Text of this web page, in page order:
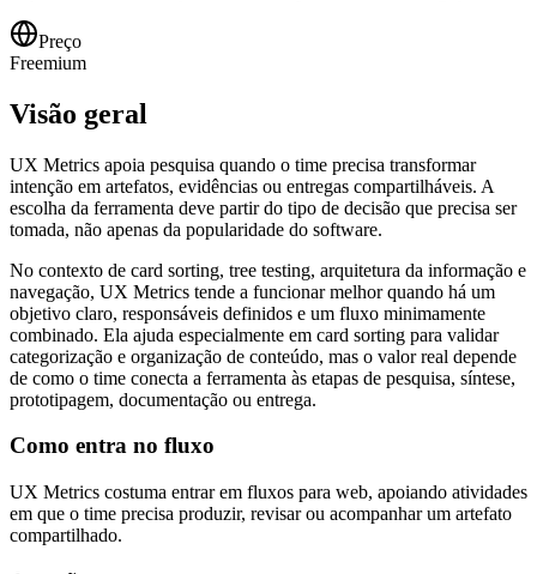
Preço
Freemium
Visão geral
UX Metrics apoia pesquisa quando o time precisa transformar
intenção em artefatos, evidências ou entregas compartilháveis. A
escolha da ferramenta deve partir do tipo de decisão que precisa ser
tomada, não apenas da popularidade do software.
No contexto de card sorting, tree testing, arquitetura da informação e
navegação, UX Metrics tende a funcionar melhor quando há um
objetivo claro, responsáveis definidos e um fluxo minimamente
combinado. Ela ajuda especialmente em card sorting para validar
categorização e organização de conteúdo, mas o valor real depende
de como o time conecta a ferramenta às etapas de pesquisa, síntese,
prototipagem, documentação ou entrega.
Como entra no fluxo
UX Metrics costuma entrar em fluxos para web, apoiando atividades
em que o time precisa produzir, revisar ou acompanhar um artefato
compartilhado.